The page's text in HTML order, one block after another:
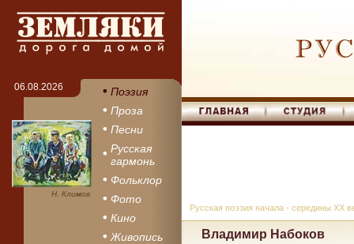
06.08.2026
Н. Климов
Поэзия
Проза
Песни
Русская
гармонь
Фольклор
Фото
Кино
Живопись
Русская поэзия начала - середины XX
Владимир Набоков